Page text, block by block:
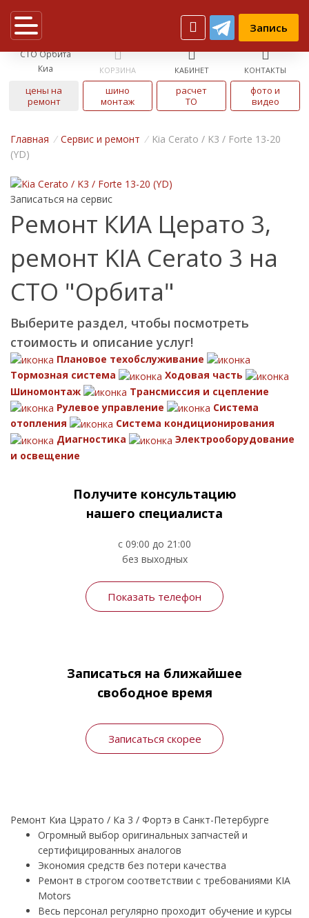
Запись
СТО Орбита
Киа
КОРЗИНА КАБИНЕТ КОНТАКТЫ
цены на
ремонт
шино
монтаж
расчет
ТО
фото и
видео
Главная / Cервис и ремонт / Kia Cerato / K3 / Forte 13-20
(YD)
Записаться на сервис
Ремонт КИА Церато 3,
ремонт KIA Cerato 3 на
СТО "Орбита"
Выберите раздел, чтобы посмотреть
стоимость и описание услуг!
Плановое техобслуживание
Тормозная система
Ходовая часть
Шиномонтаж
Трансмиссия и сцепление
Рулевое управление
Система
отопления
Система кондиционирования
Диагностика
Электрооборудование
и освещение
Получите консультацию
нашего специалиста
с 09:00 до 21:00
без выходных
Показать телефон
Записаться на ближайшее
свободное время
Записаться скорее
Ремонт Киа Цэрато / Ка 3 / Фортэ в Санкт-Петербурге
Огромный выбор оригинальных запчастей и
сертифицированных аналогов
Экономия средств без потери качества
Ремонт в строгом соответствии с требованиями KIA
Motors
Весь персонал регулярно проходит обучение и курсы